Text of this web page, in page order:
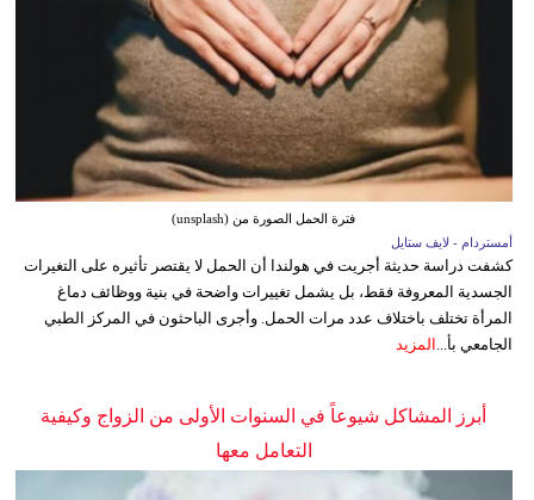
فترة الحمل الصورة من (unsplash)
أمستردام - لايف ستايل
كشفت دراسة حديثة أجريت في هولندا أن الحمل لا يقتصر تأثيره على التغيرات
الجسدية المعروفة فقط، بل يشمل تغييرات واضحة في بنية ووظائف دماغ
المرأة تختلف باختلاف عدد مرات الحمل. وأجرى الباحثون في المركز الطبي
الجامعي بأ... المزيد
أبرز المشاكل شيوعاً في السنوات الأولى من الزواج وكيفية
التعامل معها